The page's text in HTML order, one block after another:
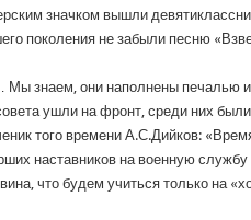
значком вышли
поколения не забыли песню
знаем, они наполнены печалью
ушли на фронт, среди них
того времени А.С.Дийков:
наставников на военную
что будем учиться только на